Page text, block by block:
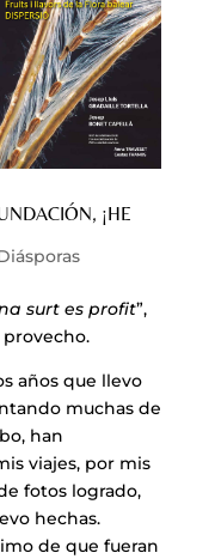
¡HE
surt es profit”,
años que llevo
muchas de
han
viajes, por mis
fotos logrado,
hechas.
de que fueran